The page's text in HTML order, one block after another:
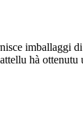
hà